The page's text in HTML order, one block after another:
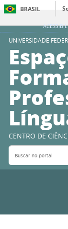
BRASIL
UNIVERSIDADE
CENTRO DE
Buscar no portal